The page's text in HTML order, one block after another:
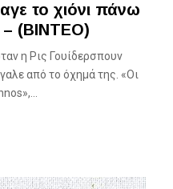
το χιόνι πάνω
– (ΒΙΝΤΕΟ)
η Ρις Γουίδερσπουν
από το όχημά της. «Οι